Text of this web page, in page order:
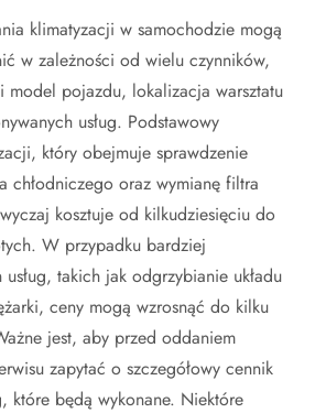
klimatyzacji w samochodzie mogą
w zależności od wielu czynników,
model pojazdu, lokalizacja warsztatu
usług. Podstawowy
który obejmuje sprawdzenie
chłodniczego oraz wymianę filtra
kosztuje od kilkudziesięciu do
W przypadku bardziej
usług, takich jak odgrzybianie układu
ceny mogą wzrosnąć do kilku
jest, aby przed oddaniem
zapytać o szczegółowy cennik
które będą wykonane. Niektóre